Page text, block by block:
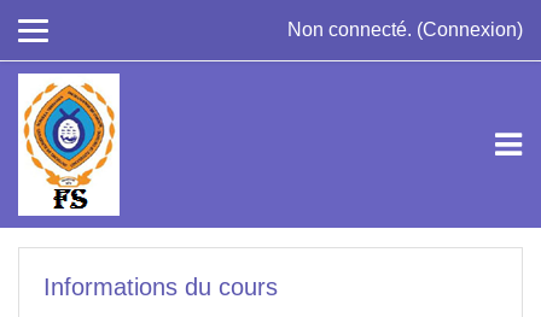
Non connecté. (Connexion)
Informations du cours